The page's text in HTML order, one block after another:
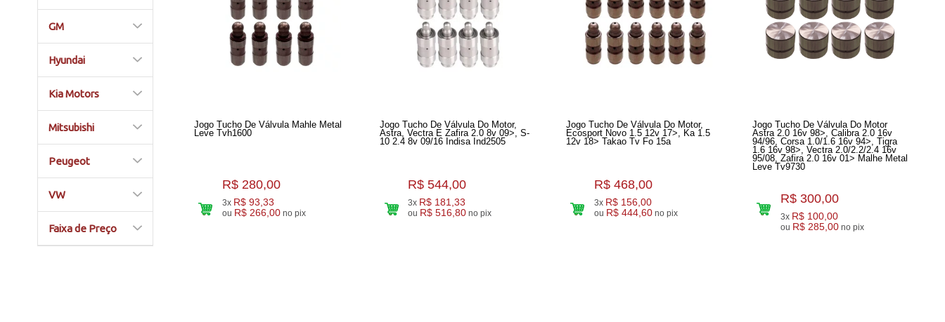
GM
Hyundai
Kia Motors
Mitsubishi
Peugeot
VW
Faixa de Preço
Jogo Tucho De Válvula Mahle Metal
Leve Tvh1600
R$ 280,00
3x R$ 93,33
ou R$ 266,00 no pix
Jogo Tucho De Válvula Do Motor,
Astra, Vectra E Zafira 2.0 8v 09>, S-
10 2.4 8v 09/16 Indisa Ind2505
R$ 544,00
3x R$ 181,33
ou R$ 516,80 no pix
Jogo Tucho De Válvula Do Motor,
Ecosport Novo 1.5 12v 17>, Ka 1.5
12v 18> Takao Tv Fo 15a
R$ 468,00
3x R$ 156,00
ou R$ 444,60 no pix
Jogo Tucho De Válvula Do Motor
Astra 2.0 16v 98>, Calibra 2.0 16v
94/96, Corsa 1.0/1.6 16v 94>, Tigra
1.6 16v 98>, Vectra 2.0/2.2/2.4 16v
95/08, Zafira 2.0 16v 01> Malhe Metal
Leve Tv9730
R$ 300,00
3x R$ 100,00
ou R$ 285,00 no pix